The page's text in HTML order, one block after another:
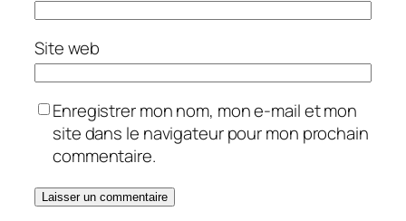
Site web
Enregistrer mon nom, mon e-mail et mon
site dans le navigateur pour mon prochain
commentaire.